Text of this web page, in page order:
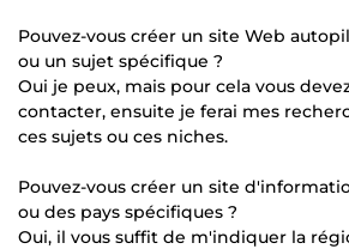
Pouvez-vous créer un site Web
ou un sujet spécifique ?
Oui je peux, mais pour cela vous
contacter, ensuite je ferai mes
ces sujets ou ces niches.
Pouvez-vous créer un site
ou des pays spécifiques ?
Oui, il vous suffit de m'indiquer la